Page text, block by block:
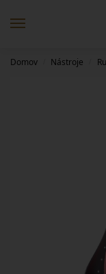
Domov Nástroje